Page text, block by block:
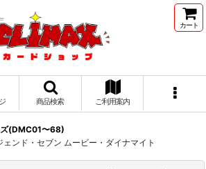
カート
商品検索 ご利用案内
(DMC01〜68)
ンド・セブン ムービー・ダイナマイト